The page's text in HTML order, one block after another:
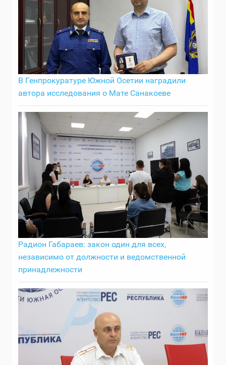
В Генпрокуратуре Южной Осетии наградили
автора исследования о Мате Санакоеве
Радион Габараев: закон один для всех,
независимо от должности и ведомственной
принадлежности